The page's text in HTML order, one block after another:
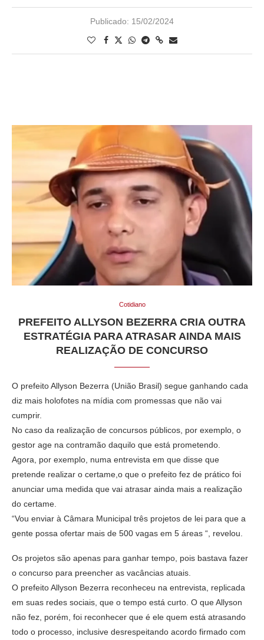
Publicado: 15/02/2024
Cotidiano
PREFEITO ALLYSON BEZERRA CRIA OUTRA
ESTRATÉGIA PARA ATRASAR AINDA MAIS
REALIZAÇÃO DE CONCURSO
O prefeito Allyson Bezerra (União Brasil) segue ganhando cada
diz mais holofotes na mídia com promessas que não vai
cumprir.
No caso da realização de concursos públicos, por exemplo, o
gestor age na contramão daquilo que está prometendo.
Agora, por exemplo, numa entrevista em que disse que
pretende realizar o certame,o que o prefeito fez de prático foi
anunciar uma medida que vai atrasar ainda mais a realização
do certame.
“Vou enviar à Câmara Municipal três projetos de lei para que a
gente possa ofertar mais de 500 vagas em 5 áreas “, revelou.
Os projetos são apenas para ganhar tempo, pois bastava fazer
o concurso para preencher as vacâncias atuais.
O prefeito Allyson Bezerra reconheceu na entrevista, replicada
em suas redes sociais, que o tempo está curto. O que Allyson
não fez, porém, foi reconhecer que é ele quem está atrasando
todo o processo, inclusive desrespeitando acordo firmado com